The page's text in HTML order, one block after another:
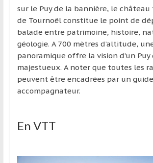
sur le Puy de la bannière, le
de Tournoël constitue le point de
balade entre patrimoine, histoire,
géologie. A 700 mètres d’altitude,
panoramique offre la vision d’un Puy
majestueux. A noter que toutes les
peuvent être encadrées par un guide
accompagnateur.
En VTT